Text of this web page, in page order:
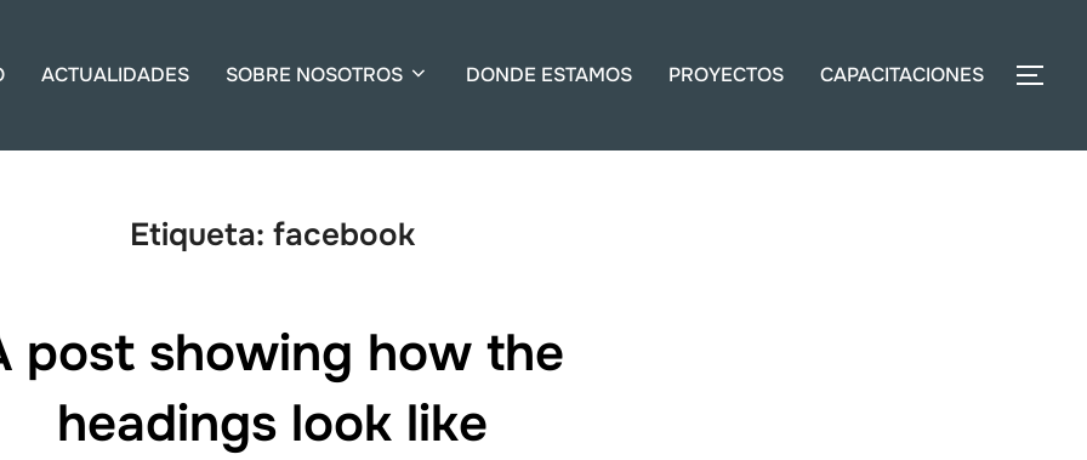
ACTUALIDADES SOBRE NOSOTROS DONDE ESTAMOS PROYECTOS CAPACITACIONES
Etiqueta: facebook
post showing how the
headings look like